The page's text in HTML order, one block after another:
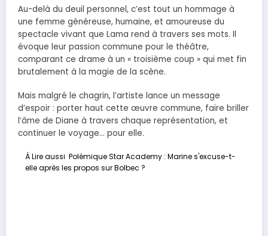
Au-delà du deuil personnel, c’est tout un hommage à
une femme généreuse, humaine, et amoureuse du
spectacle vivant que Lama rend à travers ses mots. Il
évoque leur passion commune pour le théâtre,
comparant ce drame à un « troisième coup » qui met fin
brutalement à la magie de la scène.
Mais malgré le chagrin, l’artiste lance un message
d’espoir : porter haut cette œuvre commune, faire briller
l’âme de Diane à travers chaque représentation, et
continuer le voyage… pour elle.
À Lire aussi Polémique Star Academy : Marine s'excuse-t-
elle après les propos sur Bolbec ?